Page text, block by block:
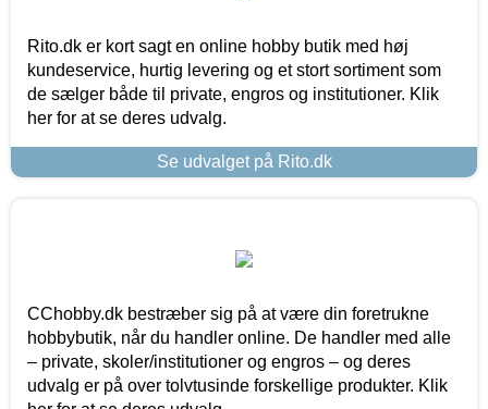
Rito.dk er kort sagt en online hobby butik med høj
kundeservice, hurtig levering og et stort sortiment som
de sælger både til private, engros og institutioner. Klik
her for at se deres udvalg.
Se udvalget på Rito.dk
CChobby.dk bestræber sig på at være din foretrukne
hobbybutik, når du handler online. De handler med alle
– private, skoler/institutioner og engros – og deres
udvalg er på over tolvtusinde forskellige produkter. Klik